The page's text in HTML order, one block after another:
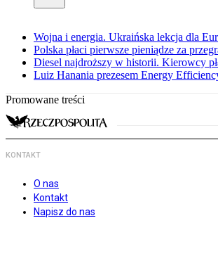
Wojna i energia. Ukraińska lekcja dla
Polska płaci pierwsze pieniądze za
Diesel najdroższy w historii. Kierowcy
Luiz Hanania prezesem Energy
Promowane treści
KONTAKT
O nas
Kontakt
Napisz do nas